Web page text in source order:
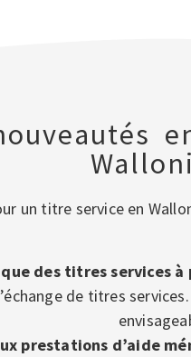
un titre service en
des titres services
de titres
prestations d’aide